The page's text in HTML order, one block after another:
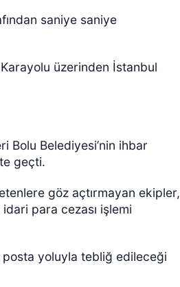
saniye saniye
üzerinden İstanbul
Bolu Belediyesi’nin ihbar
geçti.
göz açtırmayan ekipler,
para cezası işlemi
posta yoluyla tebliğ edileceği